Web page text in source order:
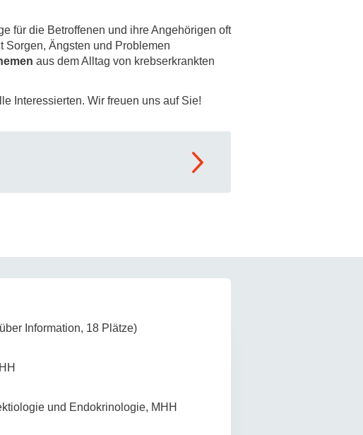
Forschung - Wissen - Translation - Transfer
Partner:innen & Netzwerke
Für Partner:innen & Investor:innen
für die Betroffenen und ihre Angehörigen oft
Sorgen, Ängsten und Problemen
aus dem Alltag von krebserkrankten
Interessierten. Wir freuen uns auf Sie!
Information, 18 Plätze)
und Endokrinologie, MHH